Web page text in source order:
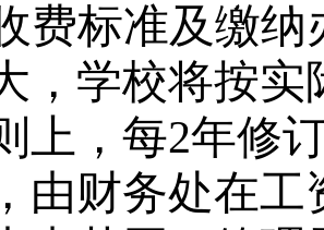
费标准及缴
，学校将按
上，每2年修
由财务处在工